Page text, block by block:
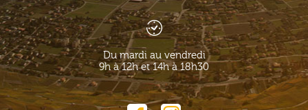
Du mardi au vendredi
9h à 12h et 14h à 18h30